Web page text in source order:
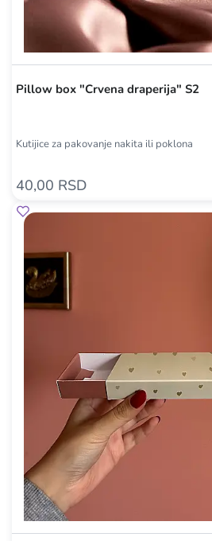
Pillow box "Crvena draperija" S2
Kutijice za pakovanje nakita ili poklona
40,00 RSD